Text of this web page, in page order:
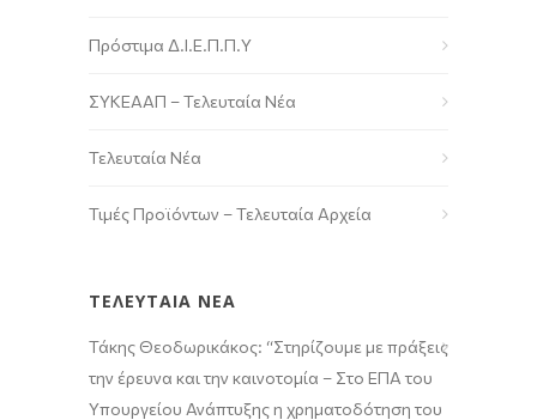
Πρόστιμα Δ.Ι.Ε.Π.Π.Υ
ΣΥΚΕΑΑΠ – Τελευταία Νέα
Τελευταία Νέα
Τιμές Προϊόντων – Τελευταία Αρχεία
ΤΕΛΕΥΤΑΙΑ ΝΕΑ
Τάκης Θεοδωρικάκος: “Στηρίζουμε με πράξεις
την έρευνα και την καινοτομία – Στο ΕΠΑ του
Υπουργείου Ανάπτυξης η χρηματοδότηση του